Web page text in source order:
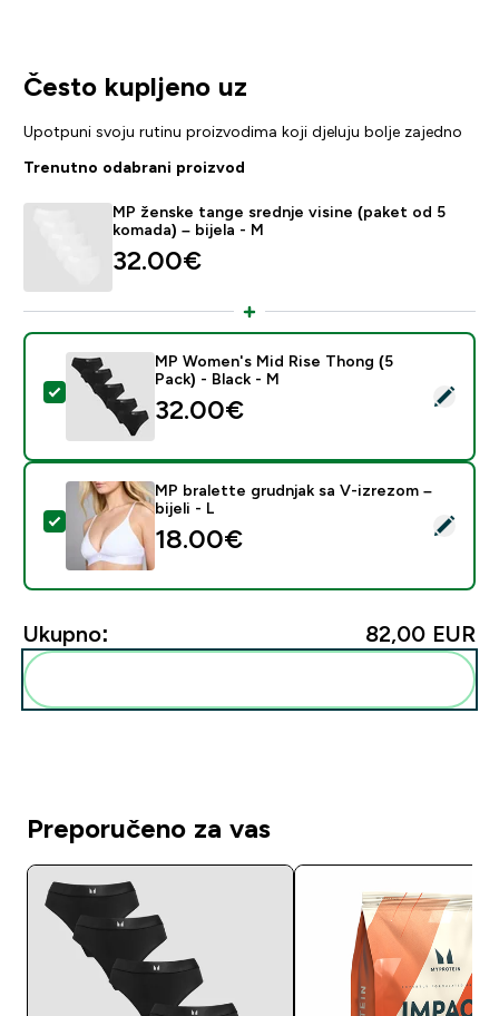
Često kupljeno uz
Upotpuni svoju rutinu proizvodima koji djeluju bolje zajedno
Trenutno odabrani proizvod
MP ženske tange srednje visine (paket od 5
komada) – bijela - M
32.00€‎
Odaberi ovaj proizvod - MP Women's Mid Rise Thong
MP Women's Mid Rise Thong (5
Pack) - Black - M
32.00€‎
Odaberi ovaj proizvod - MP bralette grudnjak sa V-
MP bralette grudnjak sa V-izrezom –
bijeli - L
18.00€‎
Ukupno: 82,00 EUR‎
Preporučeno za vas